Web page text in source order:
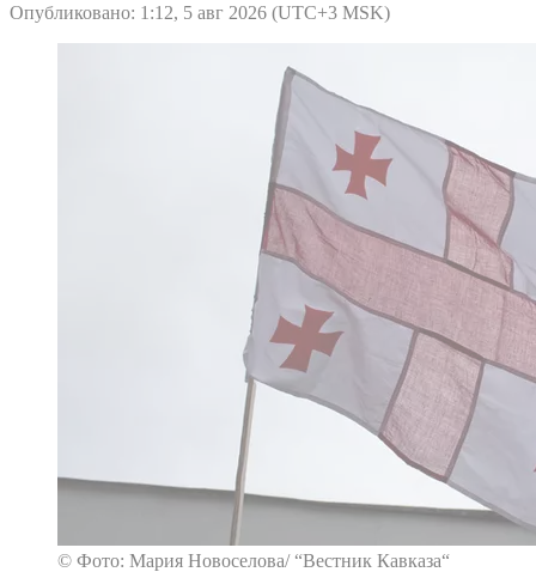
Опубликовано: 1:12, 5 авг 2026 (UTC+3 MSK)
© Фото: Мария Новоселова/ “Вестник Кавказа“